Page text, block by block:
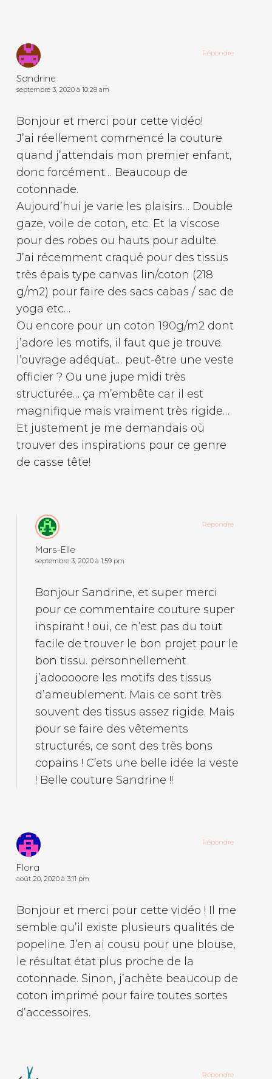
Sandrine
septembre 3, 2020 à 10:28 am
Bonjour et merci pour cette vidéo!
J’ai réellement commencé la couture
quand j’attendais mon premier enfant,
donc forcément… Beaucoup de
cotonnade.
Aujourd’hui je varie les plaisirs… Double
gaze, voile de coton, etc. Et la viscose
pour des robes ou hauts pour adulte.
J’ai récemment craqué pour des tissus
très épais type canvas lin/coton (218
g/m2) pour faire des sacs cabas / sac de
yoga etc…
Ou encore pour un coton 190g/m2 dont
j’adore les motifs, il faut que je trouve
l’ouvrage adéquat… peut-être une veste
officier ? Ou une jupe midi très
structurée… ça m’embête car il est
magnifique mais vraiment très rigide…
Et justement je me demandais où
trouver des inspirations pour ce genre
de casse tête!
Répondre
Mars-Elle
septembre 3, 2020 à 1:59 pm
Bonjour Sandrine, et super merci
pour ce commentaire couture super
inspirant ! oui, ce n’est pas du tout
facile de trouver le bon projet pour le
bon tissu. personnellement
j’adooooore les motifs des tissus
d’ameublement. Mais ce sont très
souvent des tissus assez rigide. Mais
pour se faire des vêtements
structurés, ce sont des très bons
copains ! C’ets une belle idée la veste
! Belle couture Sandrine !!
Répondre
Flora
août 20, 2020 à 3:11 pm
Bonjour et merci pour cette vidéo ! Il me
semble qu’il existe plusieurs qualités de
popeline. J’en ai cousu pour une blouse,
le résultat état plus proche de la
cotonnade. Sinon, j’achète beaucoup de
coton imprimé pour faire toutes sortes
d’accessoires.
Répondre
Répondre